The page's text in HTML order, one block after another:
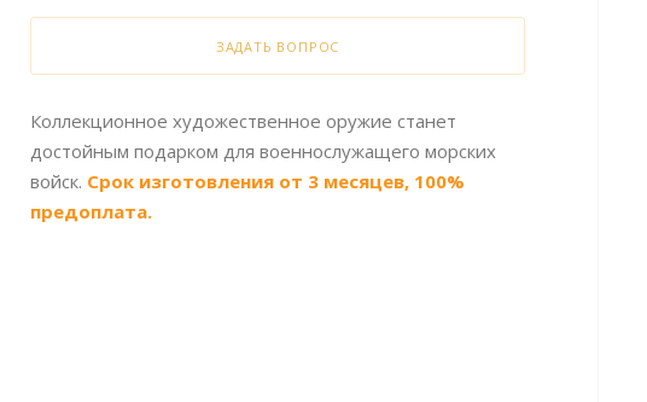
ЗАДАТЬ ВОПРОС
Коллекционное художественное оружие станет
достойным подарком для военнослужащего морских
войск. Срок изготовления от 3 месяцев, 100%
предоплата.